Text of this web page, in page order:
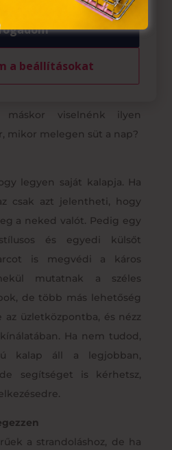
így nálunk az
váll nélküli felsők,
viselnénk ilyen
mikor melegen süt a nap?
legyen saját kalapja. Ha
csak azt jelentheti, hogy
a neked valót. Pedig egy
és egyedi külsőt
is megvédi a káros
mutatnak a széles
de több más lehetőség
az üzletközpontba, és nézz
Ha nem tudod,
kalap áll a legjobban,
segítséget is kérhetsz,
a strandoláshoz, de ha
a beállításokat